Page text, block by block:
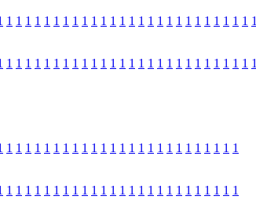
1 1 1 1 1 1 1 1 1 1 1 1 1 1 1 1 1 1 1 1 1 1 1 1 1 1 1
1 1 1 1 1 1 1 1 1 1 1 1 1 1 1 1 1 1 1 1 1 1 1 1 1 1 1
1 1 1 1 1 1 1 1 1 1 1 1 1 1 1 1 1 1 1 1 1 1 1 1 1
1 1 1 1 1 1 1 1 1 1 1 1 1 1 1 1 1 1 1 1 1 1 1 1 1